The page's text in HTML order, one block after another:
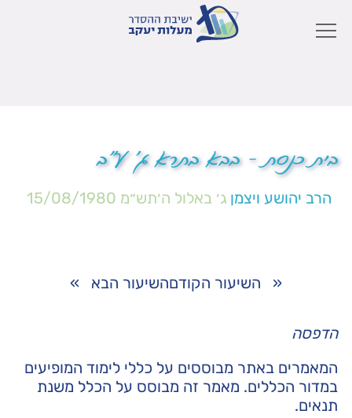
בית כנסת – בבא בתרא ג' ע"ב
הרב יהושע ויצמן ג׳ באלול ה׳תש״מ 15/08/1980
« השיעור הקודםהשיעור הבא »
הדפסה
המאמרים באתר מבוססים על כללי לימוד המופיעים
במדור הכללים. מאמר זה מבוסס על הכלל משנת
תנאים.